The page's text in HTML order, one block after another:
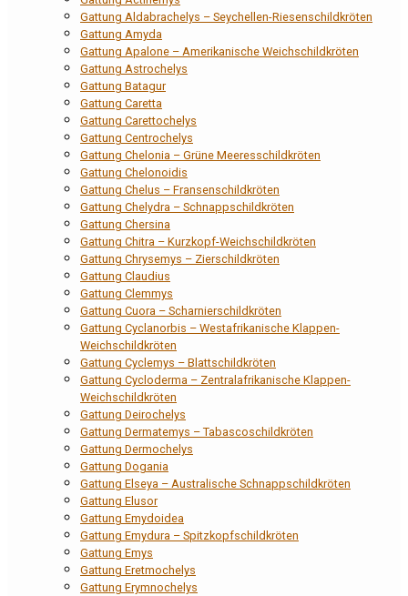
Gattung Aldabrachelys – Seychellen-Riesenschildkröten
Gattung Amyda
Gattung Apalone – Amerikanische Weichschildkröten
Gattung Astrochelys
Gattung Batagur
Gattung Caretta
Gattung Carettochelys
Gattung Centrochelys
Gattung Chelonia – Grüne Meeresschildkröten
Gattung Chelonoidis
Gattung Chelus – Fransenschildkröten
Gattung Chelydra – Schnappschildkröten
Gattung Chersina
Gattung Chitra – Kurzkopf-Weichschildkröten
Gattung Chrysemys – Zierschildkröten
Gattung Claudius
Gattung Clemmys
Gattung Cuora – Scharnierschildkröten
Gattung Cyclanorbis – Westafrikanische Klappen-
Weichschildkröten
Gattung Cyclemys – Blattschildkröten
Gattung Cycloderma – Zentralafrikanische Klappen-
Weichschildkröten
Gattung Deirochelys
Gattung Dermatemys – Tabascoschildkröten
Gattung Dermochelys
Gattung Dogania
Gattung Elseya – Australische Schnappschildkröten
Gattung Elusor
Gattung Emydoidea
Gattung Emydura – Spitzkopfschildkröten
Gattung Emys
Gattung Eretmochelys
Gattung Erymnochelys